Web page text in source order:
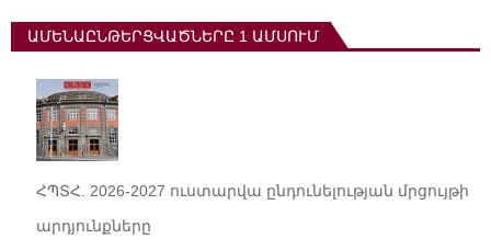
ԱՄԵՆԱԸՆԹԵՐՑՎԱԾՆԵՐԸ 1 ԱՄՍՈՒՄ
ՀՊՏՀ. 2026-2027 ուստարվա ընդունելության մրցույթի
արդյունքները